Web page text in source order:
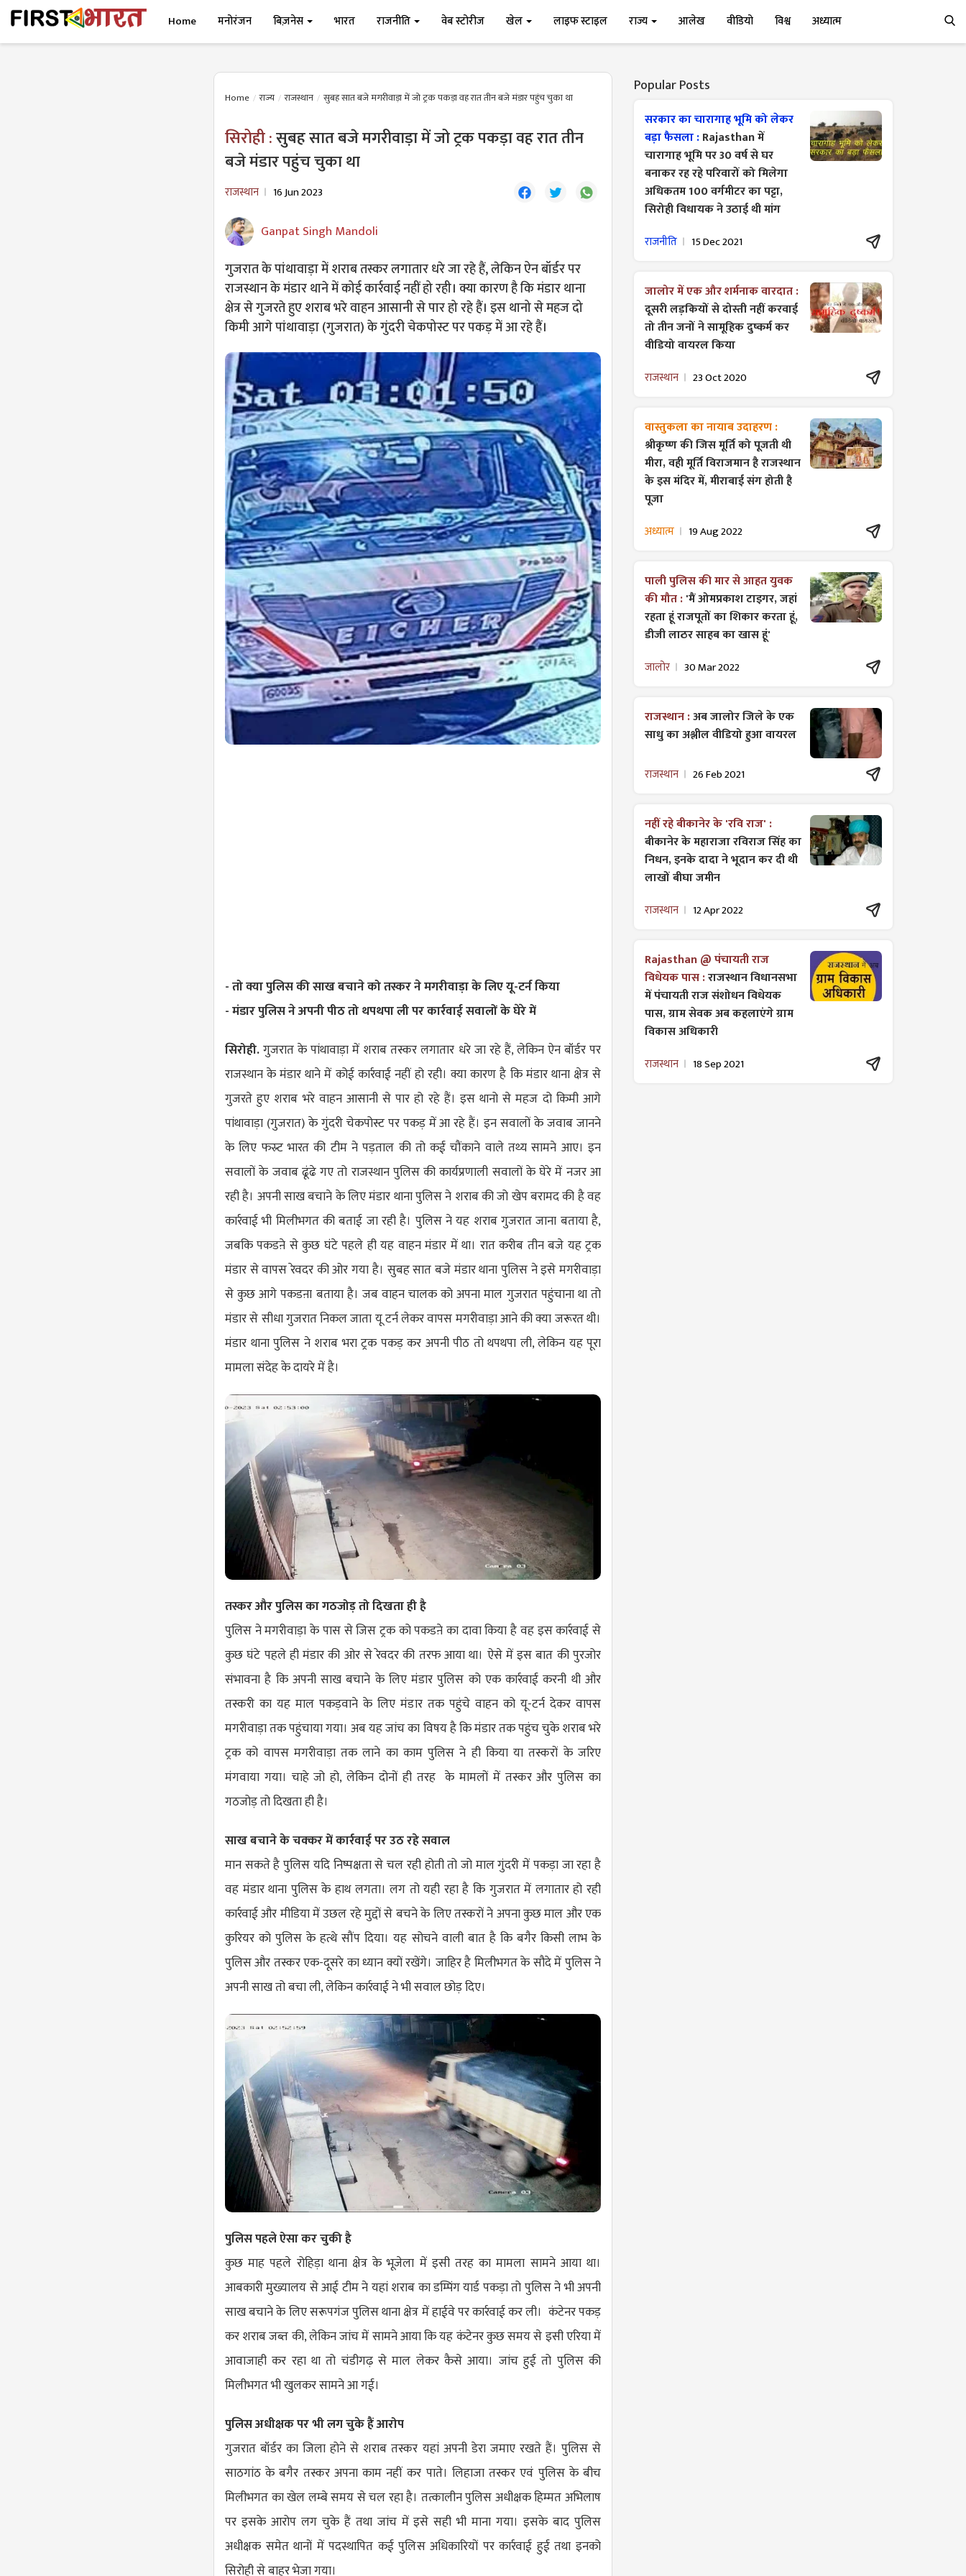
Home मनोरंजन बिज़नेस भारत राजनीति वेब स्टोरीज खेल लाइफ स्टाइल राज्य आलेख वीडियो विश्व अध्यात्म
Home राज्य राजस्थान सुबह सात बजे मगरीवाड़ा में जो ट्रक पकड़ा वह रात तीन बजे मंडार पहुंच चुका था
सिरोही :सुबह सात बजे मगरीवाड़ा में जो ट्रक पकड़ा वह रात तीन
बजे मंडार पहुंच चुका था
राजस्थान 16 Jun 2023
Ganpat Singh Mandoli
गुजरात के पांथावाड़ा में शराब तस्कर लगातार धरे जा रहे हैं, लेकिन ऐन बॉर्डर पर
राजस्थान के मंडार थाने में कोई कार्रवाई नहीं हो रही। क्या कारण है कि मंडार थाना
क्षेत्र से गुजरते हुए शराब भरे वाहन आसानी से पार हो रहे हैं। इस थानो से महज दो
किमी आगे पांथावाड़ा (गुजरात) के गुंदरी चेकपोस्ट पर पकड़ में आ रहे हैं।
- तो क्या पुलिस की साख बचाने को तस्कर ने मगरीवाड़ा के लिए यू-टर्न किया
- मंडार पुलिस ने अपनी पीठ तो थपथपा ली पर कार्रवाई सवालों के घेरे में
सिरोही.गुजरात के पांथावाड़ा में शराब तस्कर लगातार धरे जा रहे हैं, लेकिन ऐन बॉर्डर पर
राजस्थान के मंडार थाने में कोई कार्रवाई नहीं हो रही। क्या कारण है कि मंडार थाना क्षेत्र से
गुजरते हुए शराब भरे वाहन आसानी से पार हो रहे हैं। इस थानो से महज दो किमी आगे
पांथावाड़ा (गुजरात) के गुंदरी चेकपोस्ट पर पकड़ में आ रहे हैं। इन सवालों के जवाब जानने
के लिए फस्र्ट भारत की टीम ने पड़ताल की तो कई चौंकाने वाले तथ्य सामने आए। इन
सवालों के जवाब ढूंढे गए तो राजस्थान पुलिस की कार्यप्रणाली सवालों के घेरे में नजर आ
रही है। अपनी साख बचाने के लिए मंडार थाना पुलिस ने शराब की जो खेप बरामद की है वह
कार्रवाई भी मिलीभगत की बताई जा रही है। पुलिस ने यह शराब गुजरात जाना बताया है,
जबकि पकडऩे से कुछ घंटे पहले ही यह वाहन मंडार में था। रात करीब तीन बजे यह ट्रक
मंडार से वापस रेवदर की ओर गया है। सुबह सात बजे मंडार थाना पुलिस ने इसे मगरीवाड़ा
से कुछ आगे पकडऩा बताया है। जब वाहन चालक को अपना माल गुजरात पहुंचाना था तो
मंडार से सीधा गुजरात निकल जाता यू टर्न लेकर वापस मगरीवाड़ा आने की क्या जरूरत थी।
मंडार थाना पुलिस ने शराब भरा ट्रक पकड़ कर अपनी पीठ तो थपथपा ली, लेकिन यह पूरा
मामला संदेह के दायरे में है।
तस्कर और पुलिस का गठजोड़ तो दिखता ही है
पुलिस ने मगरीवाड़ा के पास से जिस ट्रक को पकडऩे का दावा किया है वह इस कार्रवाई से
कुछ घंटे पहले ही मंडार की ओर से रेवदर की तरफ आया था। ऐसे में इस बात की पुरजोर
संभावना है कि अपनी साख बचाने के लिए मंडार पुलिस को एक कार्रवाई करनी थी और
तस्करी का यह माल पकड़वाने के लिए मंडार तक पहुंचे वाहन को यू-टर्न देकर वापस
मगरीवाड़ा तक पहुंचाया गया। अब यह जांच का विषय है कि मंडार तक पहुंच चुके शराब भरे
ट्रक को वापस मगरीवाड़ा तक लाने का काम पुलिस ने ही किया या तस्करों के जरिए
मंगवाया गया। चाहे जो हो, लेकिन दोनों ही तरह के मामलों में तस्कर और पुलिस का
गठजोड़ तो दिखता ही है।
साख बचाने के चक्कर में कार्रवाई पर उठ रहे सवाल
मान सकते है पुलिस यदि निष्पक्षता से चल रही होती तो जो माल गुंदरी में पकड़ा जा रहा है
वह मंडार थाना पुलिस के हाथ लगता। लग तो यही रहा है कि गुजरात में लगातार हो रही
कार्रवाई और मीडिया में उछल रहे मुद्दों से बचने के लिए तस्करों ने अपना कुछ माल और एक
कुरियर को पुलिस के हत्थे सौंप दिया। यह सोचने वाली बात है कि बगैर किसी लाभ के
पुलिस और तस्कर एक-दूसरे का ध्यान क्यों रखेंगे। जाहिर है मिलीभगत के सौदे में पुलिस ने
अपनी साख तो बचा ली, लेकिन कार्रवाई ने भी सवाल छोड़ दिए।
पुलिस पहले ऐसा कर चुकी है
कुछ माह पहले रोहिड़ा थाना क्षेत्र के भूजेला में इसी तरह का मामला सामने आया था।
आबकारी मुख्यालय से आई टीम ने यहां शराब का डम्पिंग यार्ड पकड़ा तो पुलिस ने भी अपनी
साख बचाने के लिए सरूपगंज पुलिस थाना क्षेत्र में हाईवे पर कार्रवाई कर ली। कंटेनर पकड़
कर शराब जब्त की, लेकिन जांच में सामने आया कि यह कंटेनर कुछ समय से इसी एरिया में
आवाजाही कर रहा था तो चंडीगढ़ से माल लेकर कैसे आया। जांच हुई तो पुलिस की
मिलीभगत भी खुलकर सामने आ गई।
पुलिस अधीक्षक पर भी लग चुके हैं आरोप
गुजरात बॉर्डर का जिला होने से शराब तस्कर यहां अपनी डेरा जमाए रखते हैं। पुलिस से
साठगांठ के बगैर तस्कर अपना काम नहीं कर पाते। लिहाजा तस्कर एवं पुलिस के बीच
मिलीभगत का खेल लम्बे समय से चल रहा है। तत्कालीन पुलिस अधीक्षक हिम्मत अभिलाष
पर इसके आरोप लग चुके हैं तथा जांच में इसे सही भी माना गया। इसके बाद पुलिस
अधीक्षक समेत थानों में पदस्थापित कई पुलिस अधिकारियों पर कार्रवाई हुई तथा इनको
सिरोही से बाहर भेजा गया।
Popular Posts
सरकार का चारागाह भूमि को लेकर
बड़ा फैसला :Rajasthan में
चारागाह भूमि पर 30 वर्ष से घर
बनाकर रह रहे परिवारों को मिलेगा
अधिकतम 100 वर्गमीटर का पट्टा,
सिरोही विधायक ने उठाई थी मांग
राजनीति 15 Dec 2021
जालोर में एक और शर्मनाक वारदात :
दूसरी लड़कियों से दोस्ती नहीं करवाई
तो तीन जनों ने सामूहिक दुष्कर्म कर
वीडियो वायरल किया
राजस्थान 23 Oct 2020
वास्तुकला का नायाब उदाहरण :
श्रीकृष्ण की जिस मूर्ति को पूजती थी
मीरा, वही मूर्ति विराजमान है राजस्थान
के इस मंदिर में, मीराबाई संग होती है
पूजा
अध्यात्म 19 Aug 2022
पाली पुलिस की मार से आहत युवक
की मौत :'मैं ओमप्रकाश टाइगर, जहां
रहता हूं राजपूतों का शिकार करता हूं,
डीजी लाठर साहब का खास हूं'
जालोर 30 Mar 2022
राजस्थान :अब जालोर जिले के एक
साधु का अश्लील वीडियो हुआ वायरल
राजस्थान 26 Feb 2021
नहीं रहे बीकानेर के 'रवि राज' :
बीकानेर के महाराजा रविराज सिंह का
निधन, इनके दादा ने भूदान कर दी थी
लाखों बीघा जमीन
राजस्थान 12 Apr 2022
Rajasthan @ पंचायती राज
विधेयक पास :राजस्थान विधानसभा
में पंचायती राज ​संशोधन विधेयक
पास, ग्राम सेवक अब कहलाएंगे ग्राम
विकास अधिकारी
राजस्थान 18 Sep 2021